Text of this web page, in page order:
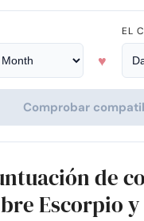
♥
EL
Comprobar
de
Escorpio